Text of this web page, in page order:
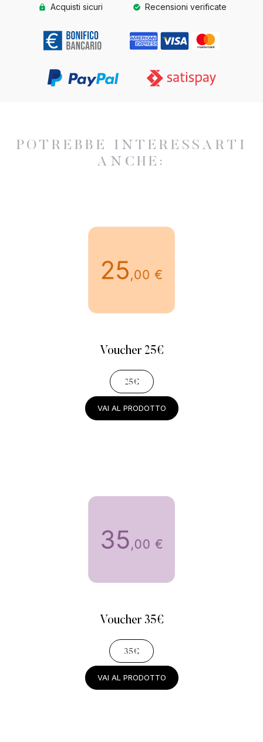
Acquisti sicuri Recensioni verificate
POTREBBE INTERESSARTI
ANCHE:
Voucher 25€
25€
VAI AL PRODOTTO
Voucher 35€
35€
VAI AL PRODOTTO